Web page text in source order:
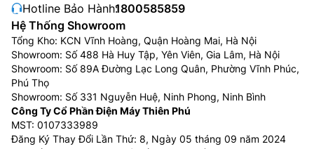
Hotline Bảo Hành:1800585859
Hệ Thống Showroom
Tổng Kho: KCN Vĩnh Hoàng, Quận Hoàng Mai, Hà Nội
Showroom: Số 488 Hà Huy Tập, Yên Viên, Gia Lâm, Hà Nội
Showroom: Số 89A Đường Lạc Long Quân, Phường Vĩnh Phúc,
Phú Thọ
Showroom: Số 331 Nguyễn Huệ, Ninh Phong, Ninh Bình
Công Ty Cổ Phần Điện Máy Thiên Phú
MST: 0107333989
Đăng Ký Thay Đổi Lần Thứ: 8, Ngày 05 tháng 09 năm 2024